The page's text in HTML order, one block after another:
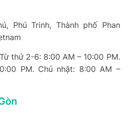
Phú Trinh, Thành phố Phan
thứ 2-6: 8:00 AM – 10:00 PM.
PM. Chủ nhật: 8:00 AM –